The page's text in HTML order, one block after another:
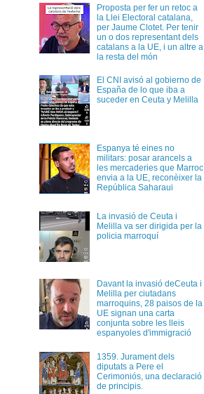
Proposta per fer un retoc a
la Llei Electoral catalana,
per Jaume Clotet. Per tenir
un o dos representant dels
catalans a la UE, i un altre a
la resta del món
El CNI avisó al gobierno de
España de lo que iba a
suceder en Ceuta y Melilla
Espanya té eines no
militars: posar arancels a
les mercaderies que Marroc
envia a la UE, reconèixer la
República Saharaui
La invasió de Ceuta i
Melilla va ser dirigida per la
policia marroquí
Davant la invasió deCeuta i
Melilla per ciutadans
marroquins, 28 paisos de la
UE signan una carta
conjunta sobre les lleis
espanyoles d'immigració
1359. Jurament dels
diputats a Pere el
Cerimoniós, una declaració
de principis.